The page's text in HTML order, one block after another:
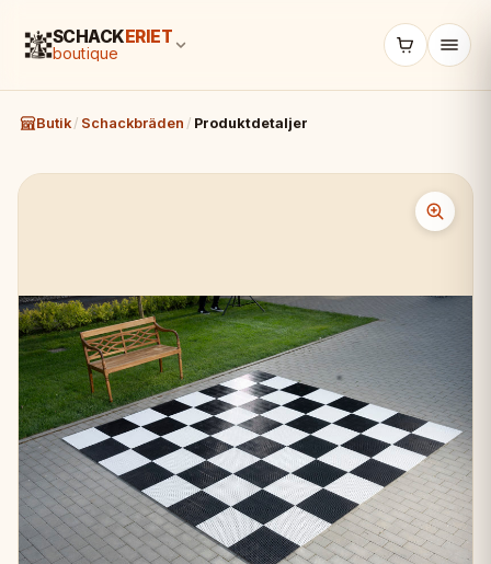
SCHACKERIET
boutique
Butik / Schackbräden / Produktdetaljer